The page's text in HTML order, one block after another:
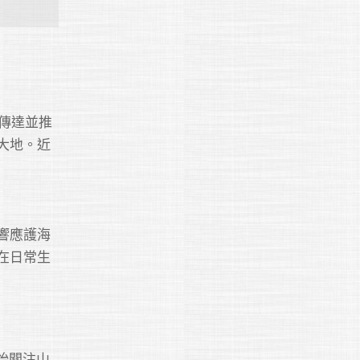
達並推
地。近
應護海
日常生